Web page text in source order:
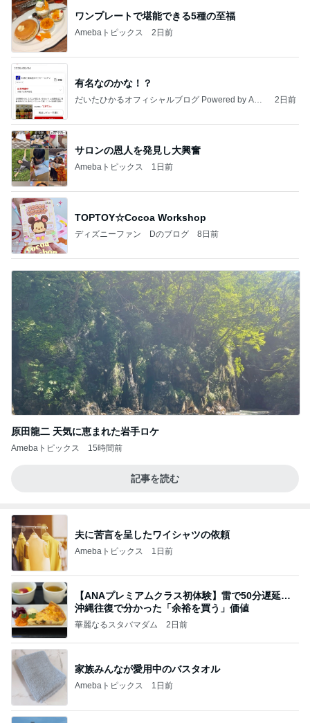
ワンプレートで堪能できる5種の至福
Amebaトピックス 2日前
有名なのかな！？
だいたひかるオフィシャルブログ Powered by Ame
2日前
サロンの恩人を発見し大興奮
Amebaトピックス 1日前
TOPTOY☆Cocoa Workshop
ディズニーファン Dのブログ 8日前
原田龍二 天気に恵まれた岩手ロケ
Amebaトピックス 15時間前
記事を読む
夫に苦言を呈したワイシャツの依頼
Amebaトピックス 1日前
【ANAプレミアムクラス初体験】雷で50分遅延…
沖縄往復で分かった「余裕を買う」価値
華麗なるスタバマダム 2日前
家族みんなが愛用中のバスタオル
Amebaトピックス 1日前